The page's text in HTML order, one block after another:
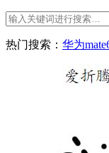
热门搜索： 华为